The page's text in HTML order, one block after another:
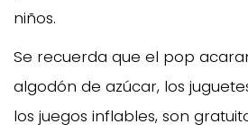
niños.
Se recuerda que el pop
algodón de azúcar, los
los juegos inflables, son